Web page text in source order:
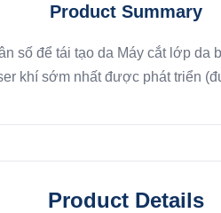
Product Summary
số để tái tạo da Máy cắt lớp
khí sớm nhất được phát triển
Product Details